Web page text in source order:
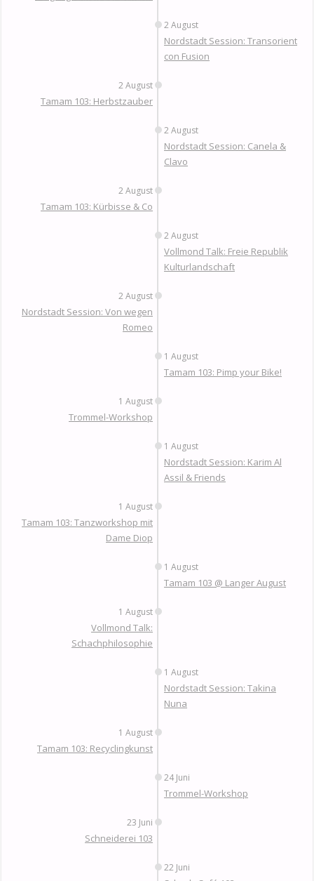
2 August
Nordstadt Session: Transorient
con Fusion
2 August
Tamam 103: Herbstzauber
2 August
Nordstadt Session: Canela &
Clavo
2 August
Tamam 103: Kürbisse & Co
2 August
Vollmond Talk: Freie Republik
Kulturlandschaft
2 August
Nordstadt Session: Von wegen
Romeo
1 August
Tamam 103: Pimp your Bike!
1 August
Trommel-Workshop
1 August
Nordstadt Session: Karim Al
Assil & Friends
1 August
Tamam 103: Tanzworkshop mit
Dame Diop
1 August
Tamam 103 @ Langer August
1 August
Vollmond Talk:
Schachphilosophie
1 August
Nordstadt Session: Takina
Nuna
1 August
Tamam 103: Recyclingkunst
24 Juni
Trommel-Workshop
23 Juni
Schneiderei 103
22 Juni